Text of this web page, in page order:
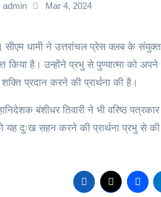
admin Mar 4, 2024
सीएम धामी ने उत्तरांचल प्रेस क्लब के संयुक्त
किया है। उन्होंने प्रभु से पुण्यात्मा को
प्रदान करने की प्रार्थना की है।
बंशीधर तिवारी ने भी वरिष्ठ
यह दुःख सहन करने की प्रार्थना प्रभु से